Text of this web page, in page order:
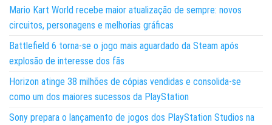
Mario Kart World recebe maior atualização de sempre: novos
circuitos, personagens e melhorias gráficas
Battlefield 6 torna-se o jogo mais aguardado da Steam após
explosão de interesse dos fãs
Horizon atinge 38 milhões de cópias vendidas e consolida-se
como um dos maiores sucessos da PlayStation
Sony prepara o lançamento de jogos dos PlayStation Studios na